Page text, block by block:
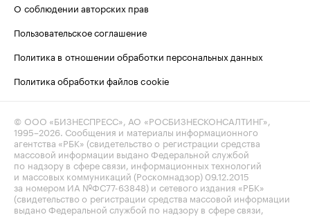
О соблюдении авторских прав
Пользовательское соглашение
Политика в отношении обработки персональных данных
Политика обработки файлов cookie
© ООО «БИЗНЕСПРЕСС», АО «РОСБИЗНЕСКОНСАЛТИНГ»,
1995–2026. Сообщения и материалы информационного
агентства «РБК» (свидетельство о регистрации средства
массовой информации выдано Федеральной службой
по надзору в сфере связи, информационных технологий
и массовых коммуникаций (Роскомнадзор) 09.12.2015
за номером ИА №ФС77-63848) и сетевого издания «РБК»
(свидетельство о регистрации средства массовой информации
выдано Федеральной службой по надзору в сфере связи,